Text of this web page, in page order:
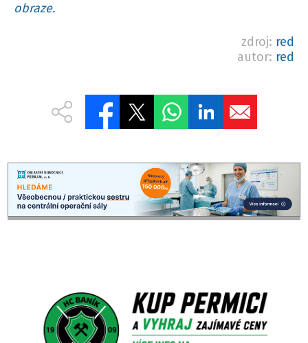
obraze.
zdroj: red
autor: red